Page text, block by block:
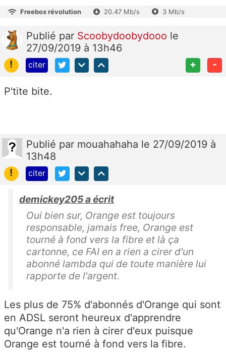
Freebox révolution 20.47 Mb/s 3 Mb/s
Publié par Scoobydoobydooo le
27/09/2019 à 13h46
!
citer + -
P'tite bite.
Publié par mouahahaha le 27/09/2019 à
13h48
!
citer
demickey205 a écrit
Oui bien sur, Orange est toujours
responsable, jamais free, Orange est
tourné à fond vers la fibre et là ça
cartonne, ce FAI en a rien a cirer d'un
abonné lambda qui de toute manière lui
rapporte de l'argent.
Les plus de 75% d'abonnés d'Orange qui sont
en ADSL seront heureux d'apprendre
qu'Orange n'a rien à cirer d'eux puisque
Orange est tourné à fond vers la fibre.